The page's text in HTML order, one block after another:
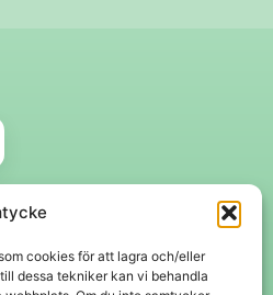
cookies för att lagra och/eller
dessa tekniker kan vi behandla
Mastercard Swish